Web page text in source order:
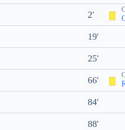
2'
19'
25'
66'
84'
88'